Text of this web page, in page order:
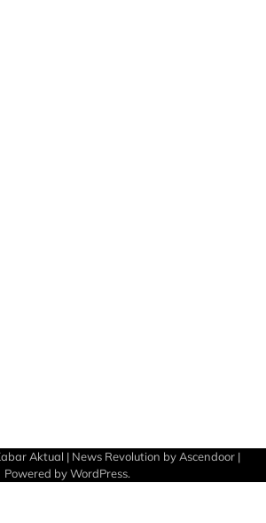
Aktual | News Revolution byAscendoor |
Powered byWordPress.